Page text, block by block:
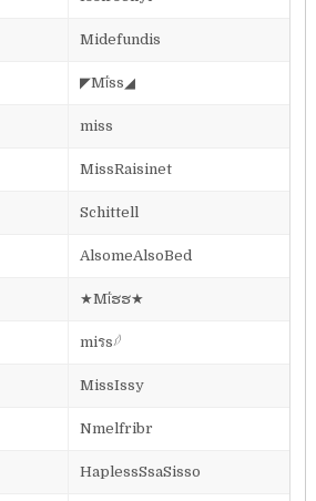
Midefundis
◤Mΐss◢
miss
MissRaisinet
Schittell
AlsomeAlsoBed
★Mΐຮຮ★
⁣miรs𓆪
MissIssy
Nmelfribr
HaplessSsaSisso